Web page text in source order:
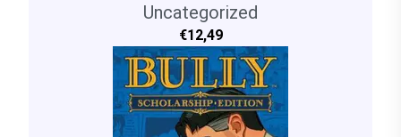
Uncategorized
€12,49